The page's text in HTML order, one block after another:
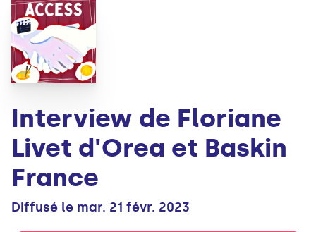
Interview de Floriane
Livet d'Orea et Baskin
France
Diffusé le mar. 21 févr. 2023